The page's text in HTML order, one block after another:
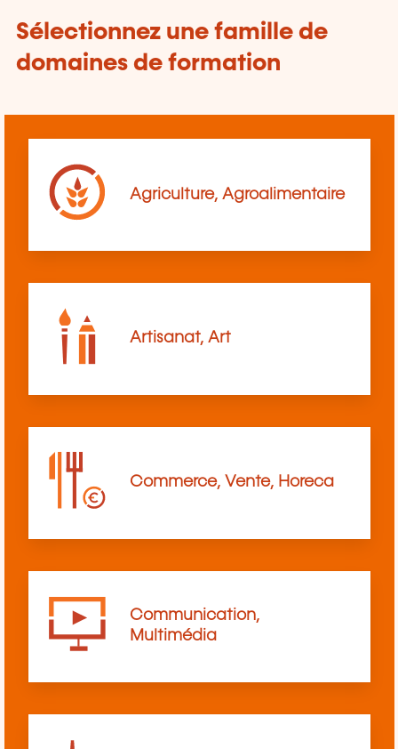
Sélectionnez une famille de
domaines de formation
Agriculture, Agroalimentaire
Artisanat, Art
Commerce, Vente, Horeca
Communication,
Multimédia